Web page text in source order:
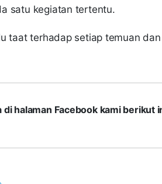
satu kegiatan tertentu.
taat terhadap setiap temuan dan
halaman Facebook kami berikut